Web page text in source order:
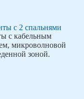
с 2 спальнями
с кабельным
микроволновой
зоной.